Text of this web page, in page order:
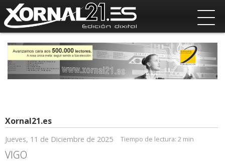
Xornal21.es
Jueves, 11 de Diciembre de 2025 Tiempo de lectura: 2 min
VIGO